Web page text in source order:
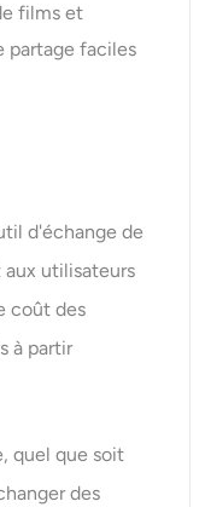
films et
partage faciles
d'échange de
utilisateurs
coût des
à partir
quel que soit
des